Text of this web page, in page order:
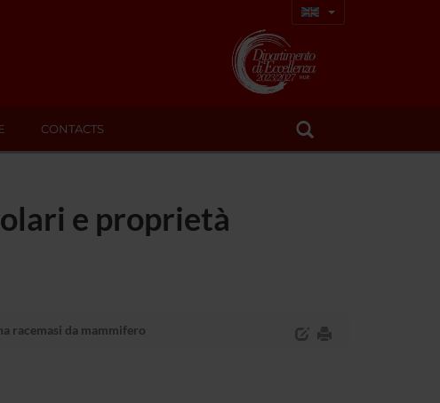
CONTACTS
e proprietà
racemasi da mammifero